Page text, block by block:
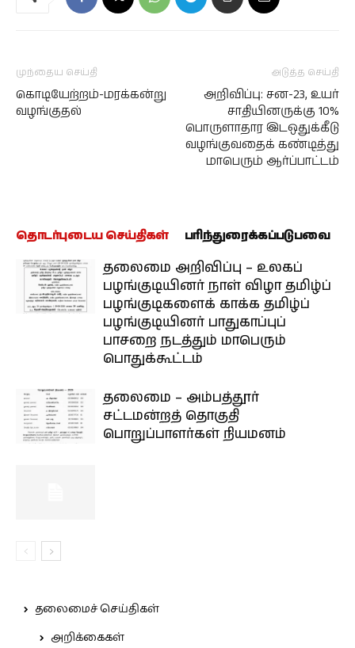
முந்தைய செய்தி
கொடியேற்றம்-மரக்கன்று
வழங்குதல்
அடுத்த செய்தி
அறிவிப்பு: சன-23, உயர்
சாதியினருக்கு 10%
பொருளாதார இடஒதுக்கீடு
வழங்குவதைக் கண்டித்து
மாபெரும் ஆர்ப்பாட்டம்
தொடர்புடைய செய்திகள் பரிந்துரைக்கப்படுபவை
தலைமை அறிவிப்பு – உலகப்
பழங்குடியினர் நாள் விழா தமிழ்ப்
பழங்குடிகளைக் காக்க தமிழ்ப்
பழங்குடியினர் பாதுகாப்புப்
பாசறை நடத்தும் மாபெரும்
பொதுக்கூட்டம்
தலைமை – அம்பத்தூர்
சட்டமன்றத் தொகுதி
பொறுப்பாளர்கள் நியமனம்
தலைமைச் செய்திகள்
அறிக்கைகள்